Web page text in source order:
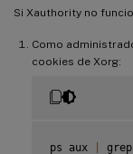
Si Xauthority no
Como
cookies de Xorg:
ps aux grep